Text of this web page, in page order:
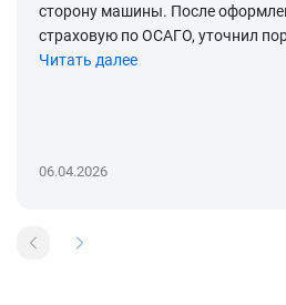
сторону машины. После
страховую по ОСАГО, уточнил
Читать далее
06.04.2026